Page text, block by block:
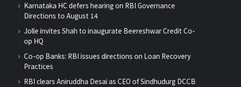
Karnataka HC defers hearing on RBI Governance
Directions to August 14
Jolle invites Shah to inaugurate Beereshwar Credit Co-
op HQ
Co-op Banks: RBI issues directions on Loan Recovery
Practices
RBI clears Aniruddha Desai as CEO of Sindhudurg DCCB